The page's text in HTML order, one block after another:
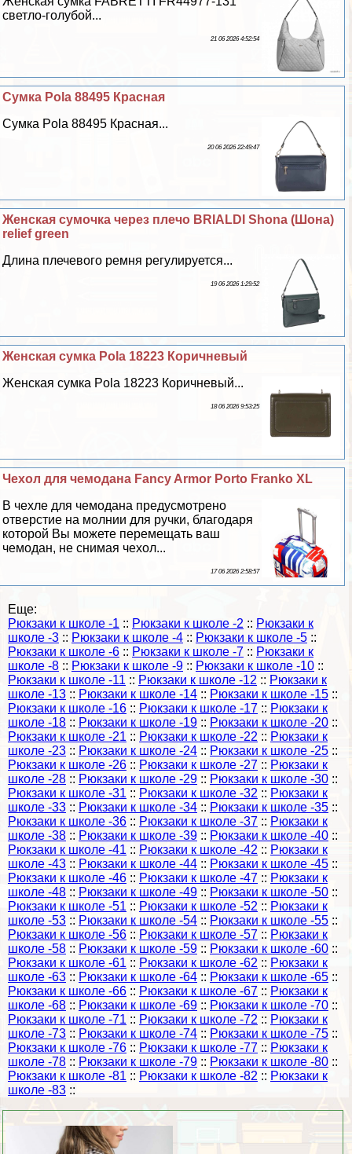
светло-гoлyбой...
21 06 2026 4:52:54
Сумка Pola 88495 Красная
Сумка Pola 88495 Красная...
20 06 2026 22:49:47
Женская сумочка через плечо BRIALDI Shona (Шона)
relief green
Длина плечевого ремня регулируется...
19 06 2026 1:29:52
Женская сумка Pola 18223 Коричневый
Женская сумка Pola 18223 Коричневый...
18 06 2026 9:53:25
Чехол для чемодана Fancy Armor Porto Franko XL
В чехле для чемодана предусмотрено
отверстие на молнии для ручки, благодаря
которой Вы можете перемещать ваш
чемодан, не снимая чехол...
17 06 2026 2:58:57
Еще:
Рюкзаки к школе -1 :: Рюкзаки к школе -2 :: Рюкзаки к
школе -3 :: Рюкзаки к школе -4 :: Рюкзаки к школе -5 ::
Рюкзаки к школе -6 :: Рюкзаки к школе -7 :: Рюкзаки к
школе -8 :: Рюкзаки к школе -9 :: Рюкзаки к школе -10 ::
Рюкзаки к школе -11 :: Рюкзаки к школе -12 :: Рюкзаки к
школе -13 :: Рюкзаки к школе -14 :: Рюкзаки к школе -15 ::
Рюкзаки к школе -16 :: Рюкзаки к школе -17 :: Рюкзаки к
школе -18 :: Рюкзаки к школе -19 :: Рюкзаки к школе -20 ::
Рюкзаки к школе -21 :: Рюкзаки к школе -22 :: Рюкзаки к
школе -23 :: Рюкзаки к школе -24 :: Рюкзаки к школе -25 ::
Рюкзаки к школе -26 :: Рюкзаки к школе -27 :: Рюкзаки к
школе -28 :: Рюкзаки к школе -29 :: Рюкзаки к школе -30 ::
Рюкзаки к школе -31 :: Рюкзаки к школе -32 :: Рюкзаки к
школе -33 :: Рюкзаки к школе -34 :: Рюкзаки к школе -35 ::
Рюкзаки к школе -36 :: Рюкзаки к школе -37 :: Рюкзаки к
школе -38 :: Рюкзаки к школе -39 :: Рюкзаки к школе -40 ::
Рюкзаки к школе -41 :: Рюкзаки к школе -42 :: Рюкзаки к
школе -43 :: Рюкзаки к школе -44 :: Рюкзаки к школе -45 ::
Рюкзаки к школе -46 :: Рюкзаки к школе -47 :: Рюкзаки к
школе -48 :: Рюкзаки к школе -49 :: Рюкзаки к школе -50 ::
Рюкзаки к школе -51 :: Рюкзаки к школе -52 :: Рюкзаки к
школе -53 :: Рюкзаки к школе -54 :: Рюкзаки к школе -55 ::
Рюкзаки к школе -56 :: Рюкзаки к школе -57 :: Рюкзаки к
школе -58 :: Рюкзаки к школе -59 :: Рюкзаки к школе -60 ::
Рюкзаки к школе -61 :: Рюкзаки к школе -62 :: Рюкзаки к
школе -63 :: Рюкзаки к школе -64 :: Рюкзаки к школе -65 ::
Рюкзаки к школе -66 :: Рюкзаки к школе -67 :: Рюкзаки к
школе -68 :: Рюкзаки к школе -69 :: Рюкзаки к школе -70 ::
Рюкзаки к школе -71 :: Рюкзаки к школе -72 :: Рюкзаки к
школе -73 :: Рюкзаки к школе -74 :: Рюкзаки к школе -75 ::
Рюкзаки к школе -76 :: Рюкзаки к школе -77 :: Рюкзаки к
школе -78 :: Рюкзаки к школе -79 :: Рюкзаки к школе -80 ::
Рюкзаки к школе -81 :: Рюкзаки к школе -82 :: Рюкзаки к
школе -83 ::